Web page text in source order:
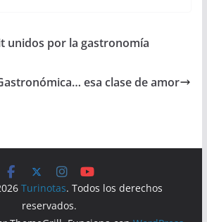
unidos por la gastronomía
esa clase de amor
Turinotas. Todos los derechos
reservados.